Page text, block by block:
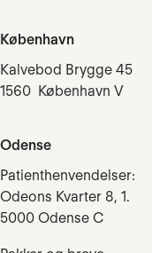
København
Kalvebod Brygge 45
1560 København V
Odense
Patienthenvendelser:
Odeons Kvarter 8, 1.
5000 Odense C